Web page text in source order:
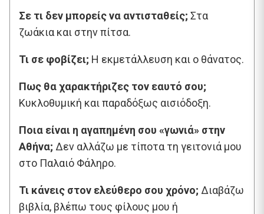
Σε τι δεν μπορείς να αντισταθείς; Στα
ζωάκια και στην πίτσα.
Τι σε φοβίζει; Η εκμετάλλευση και ο θάνατος.
Πως θα χαρακτήριζες τον εαυτό σου;
Κυκλοθυμική και παραδόξως αισιόδοξη.
Ποια είναι η αγαπημένη σου «γωνιά» στην
Αθήνα; Δεν αλλάζω με τίποτα τη γειτονιά μου
στο Παλαιό Φάληρο.
Τι κάνεις στον ελεύθερο σου χρόνο; Διαβάζω
βιβλία, βλέπω τους φίλους μου ή